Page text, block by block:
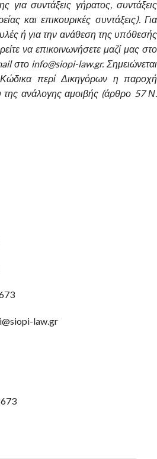
για συντάξεις γήρατος, συντάξεις
και επικουρικές συντάξεις). Για
ή για την ανάθεση της υπόθεσής
να επικοινωνήσετε μαζί μας στο
στο info@siopi-law.gr. Σημειώνεται
Κώδικα περί Δικηγόρων η παροχή
ανάλογης αμοιβής (άρθρο 57 Ν.
law.gr